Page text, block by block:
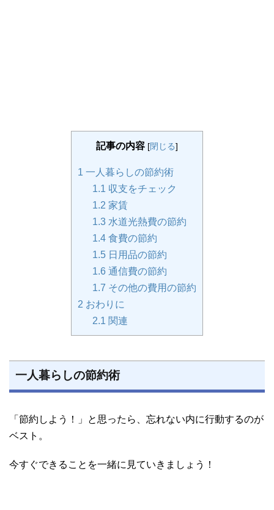
記事の内容 [閉じる]
1 一人暮らしの節約術
1.1 収支をチェック
1.2 家賃
1.3 水道光熱費の節約
1.4 食費の節約
1.5 日用品の節約
1.6 通信費の節約
1.7 その他の費用の節約
2 おわりに
2.1 関連
一人暮らしの節約術
「節約しよう！」と思ったら、忘れない内に行動するのが
ベスト。
今すぐできることを一緒に見ていきましょう！